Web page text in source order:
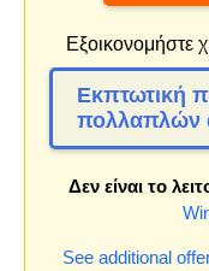
Εξοικονομήστε
Εκπτωτική
πολλαπλών
Δεν είναι το
See additional